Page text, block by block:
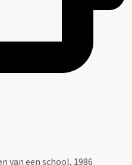
van een school, 1986